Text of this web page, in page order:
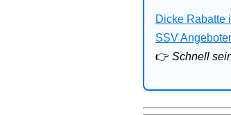
Dicke Rabatte
SSV
👉 Schnell